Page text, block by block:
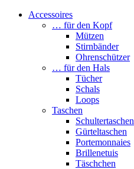
Accessoires
… für den Kopf
Mützen
Stirnbänder
Ohrenschützer
… für den Hals
Tücher
Schals
Loops
Taschen
Schultertaschen
Gürteltaschen
Portemonnaies
Brillenetuis
Täschchen